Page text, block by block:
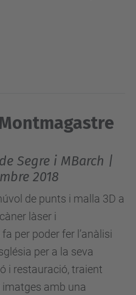
Segre i MBarch |
2018
de punts i malla 3D a
làser i
per poder fer l’anàlisi
per a la seva
i restauració, traient
amb una